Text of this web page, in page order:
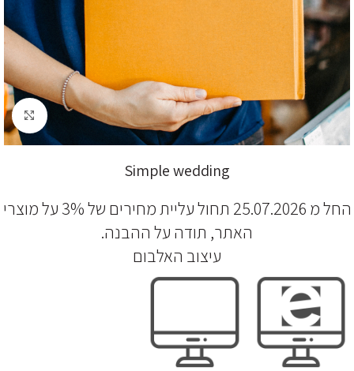
לחץ להגדלה
Simple wedding
החל מ 25.07.2026 תחול עליית מחירים של 3% על מוצרי
האתר, תודה על ההבנה.
עיצוב האלבום